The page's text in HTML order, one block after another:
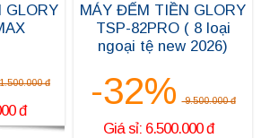
GLORY
đ
đ
MÁY ĐẾM TIỀN GLORY
TSP-82PRO ( 8 loại
ngoại tệ new 2026)
-32% 9.500.000 đ
Giá sỉ: 6.500.000 đ